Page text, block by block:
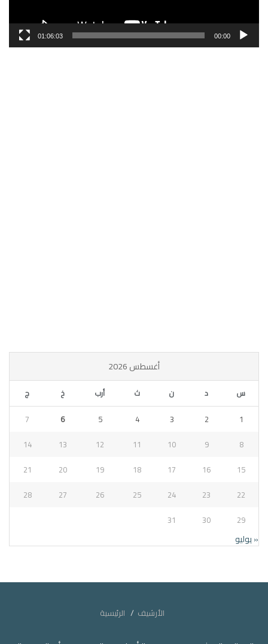
00:00
01:06:03
أغسطس 2026
س د ن ث أرب خ ج
1
2
3
4
5
6
7
8
9
10
11
12
13
14
15
16
17
18
19
20
21
22
23
24
25
26
27
28
29
30
31
« يوليو
الأرشيف الرئيسية